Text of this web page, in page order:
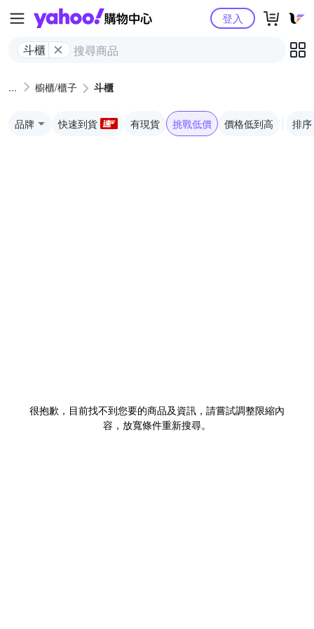
Yahoo購物中心
斗櫃
登入
櫥櫃/櫃子 斗櫃
品牌 快速到貨 有現貨 挑戰低價 價格低到高 排序
很抱歉，目前找不到您要的商品及資訊，請嘗試調整限縮內
容，放寬條件重新搜尋。